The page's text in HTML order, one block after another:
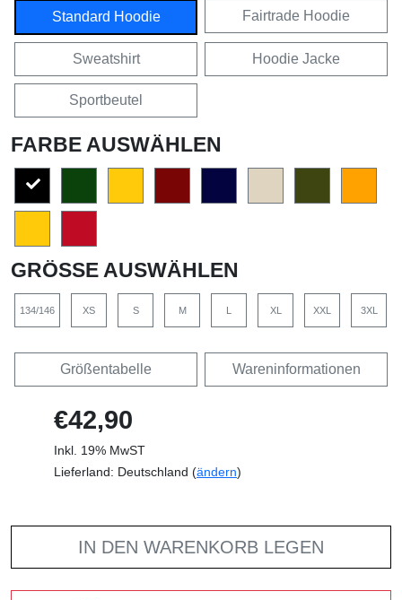
Standard Hoodie Fairtrade Hoodie
Sweatshirt Hoodie Jacke
Sportbeutel
FARBE AUSWÄHLEN
GRÖSSE AUSWÄHLEN
134/146 XS S M L XL XXL 3XL
Größentabelle Wareninformationen
€42,90
Inkl. 19% MwST
Lieferland: Deutschland (ändern)
IN DEN WARENKORB LEGEN